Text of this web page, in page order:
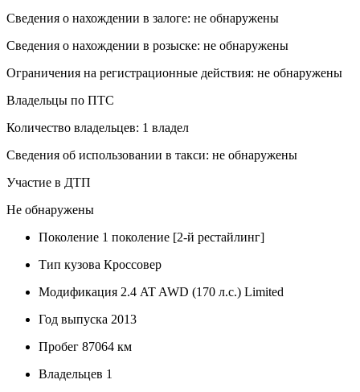
Сведения о нахождении в залоге: не обнаружены
Сведения о нахождении в розыске: не обнаружены
Ограничения на регистрационные действия: не обнаружены
Владельцы по ПТС
Количество владельцев: 1 владел
Сведения об использовании в такси: не обнаружены
Участие в ДТП
Не обнаружены
Поколение 1 поколение [2-й рестайлинг]
Тип кузова Кроссовер
Модификация 2.4 AT AWD (170 л.с.) Limited
Год выпуска 2013
Пробег 87064 км
Владельцев 1